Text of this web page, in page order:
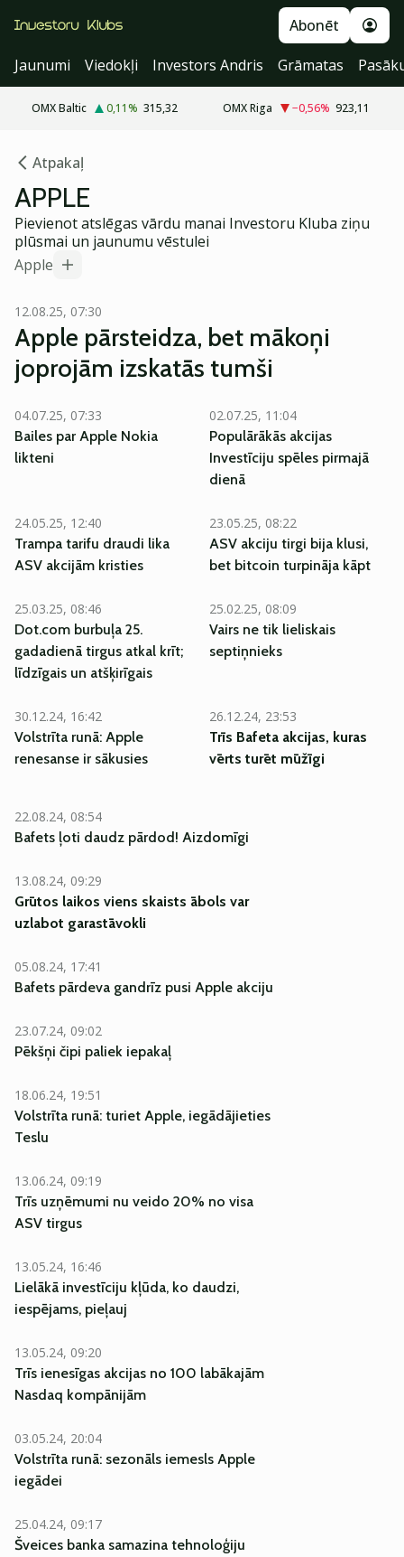
Abonēt
Jaunumi
Viedokļi Investors Andris Grāmatas
OMX Baltic 0,11% 315,32 OMX Riga −0,56% 923,11
Atpakaļ
APPLE
Pievienot atslēgas vārdu manai Investoru Kluba ziņu
plūsmai un jaunumu vēstulei
Apple
12.08.25, 07:30
Apple pārsteidza, bet mākoņi
joprojām izskatās tumši
04.07.25, 07:33
Bailes par Apple Nokia
likteni
02.07.25, 11:04
Populārākās akcijas
Investīciju spēles pirmajā
dienā
24.05.25, 12:40
Trampa tarifu draudi lika
ASV akcijām kristies
23.05.25, 08:22
ASV akciju tirgi bija klusi,
bet bitcoin turpināja kāpt
25.03.25, 08:46
Dot.com burbuļa 25.
gadadienā tirgus atkal krīt;
līdzīgais un atšķirīgais
25.02.25, 08:09
Vairs ne tik lieliskais
septiņnieks
30.12.24, 16:42
Volstrīta runā: Apple
renesanse ir sākusies
26.12.24, 23:53
Trīs Bafeta akcijas, kuras
vērts turēt mūžīgi
22.08.24, 08:54
Bafets ļoti daudz pārdod! Aizdomīgi
13.08.24, 09:29
Grūtos laikos viens skaists ābols var
uzlabot garastāvokli
05.08.24, 17:41
Bafets pārdeva gandrīz pusi Apple akciju
23.07.24, 09:02
Pēkšņi čipi paliek iepakaļ
18.06.24, 19:51
Volstrīta runā: turiet Apple, iegādājieties
Teslu
13.06.24, 09:19
Trīs uzņēmumi nu veido 20% no visa
ASV tirgus
13.05.24, 16:46
Lielākā investīciju kļūda, ko daudzi,
iespējams, pieļauj
13.05.24, 09:20
Trīs ienesīgas akcijas no 100 labākajām
Nasdaq kompānijām
03.05.24, 20:04
Volstrīta runā: sezonāls iemesls Apple
iegādei
25.04.24, 09:17
Šveices banka samazina tehnoloģiju